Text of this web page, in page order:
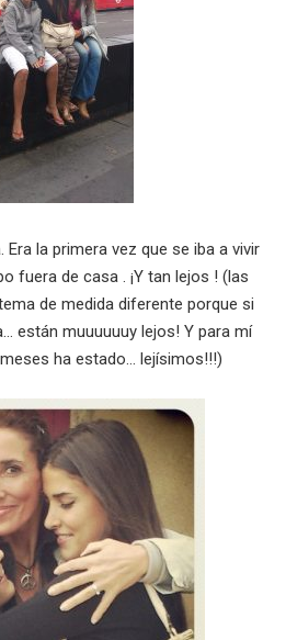
Era la primera vez que se iba a vivir
fuera de casa . ¡Y tan lejos ! (las
de medida diferente porque si
están muuuuuuy lejos! Y para mí
ha estado… lejísimos!!!)